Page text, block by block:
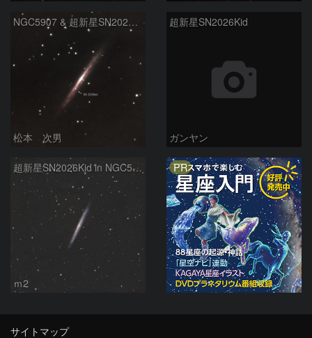
NGC5907 & 超新星SN2026kid
松本 次男
超新星SN2026Kid
ガンヤン
超新星SN2026Kid in NGC5907
ｍ2
PR
サイトマップ